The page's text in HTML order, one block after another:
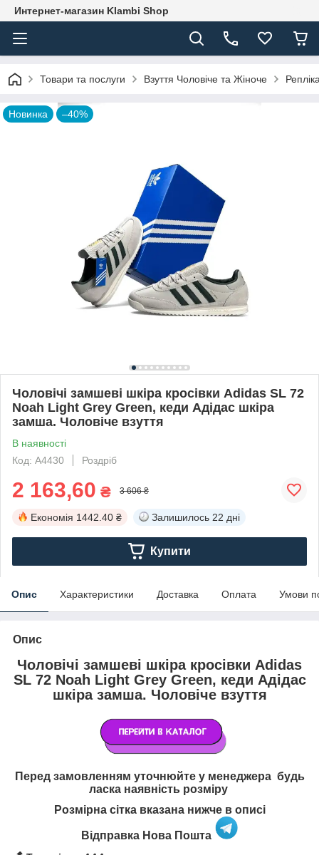
Интернет-магазин Klambi Shop
Товари та послуги Взуття Чоловіче та Жіноче
Новинка –40%
Чоловічі замшеві шкіра кросівки Adidas SL 72
Noah Light Grey Green, кеди Адідас шкіра
замша. Чоловіче взуття
В наявності
Код: А4430
Роздріб
2 163,60 ₴ 3 606 ₴
Економія 1442.40 ₴ Залишилось 22 дні
Купити
Опис Характеристики Доставка Оплата Умови
Опис
Чоловічі замшеві шкіра кросівки Adidas
SL 72 Noah Light Grey Green, кеди Адідас
шкіра замша. Чоловіче взуття
Перед замовленням уточнюйте у менеджера будь
ласка наявність розміру
Розмірна сітка вказана нижче в описі
Відправка Нова Пошта